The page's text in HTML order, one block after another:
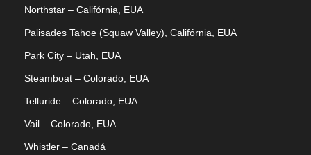
Northstar – Califórnia, EUA
Palisades Tahoe (Squaw Valley), Califórnia, EUA
Park City – Utah, EUA
Steamboat – Colorado, EUA
Telluride – Colorado, EUA
Vail – Colorado, EUA
Whistler – Canadá